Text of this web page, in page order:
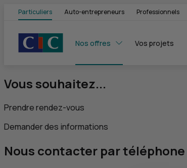
Particuliers Auto-entrepreneurs Professionnels
Nos offres Vos projets
Vous souhaitez...
Prendre rendez-vous
Demander des informations
Nous contacter par téléphone